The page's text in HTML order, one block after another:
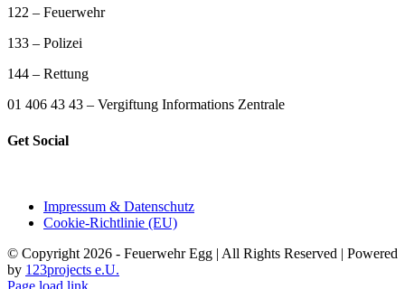
122 – Feuerwehr
133 – Polizei
144 – Rettung
01 406 43 43 – Vergiftung Informations Zentrale
Get Social
Impressum & Datenschutz
Cookie-Richtlinie (EU)
© Copyright 2026 - Feuerwehr Egg | All Rights Reserved | Powered
by 123projects e.U.
Page load link